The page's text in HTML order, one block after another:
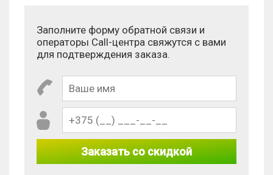
Сколько будет 6 - 6?
Заполните форму обратной связи и
операторы Call-центра свяжутся с вами
для подтверждения заказа.
Заказать со скидкой